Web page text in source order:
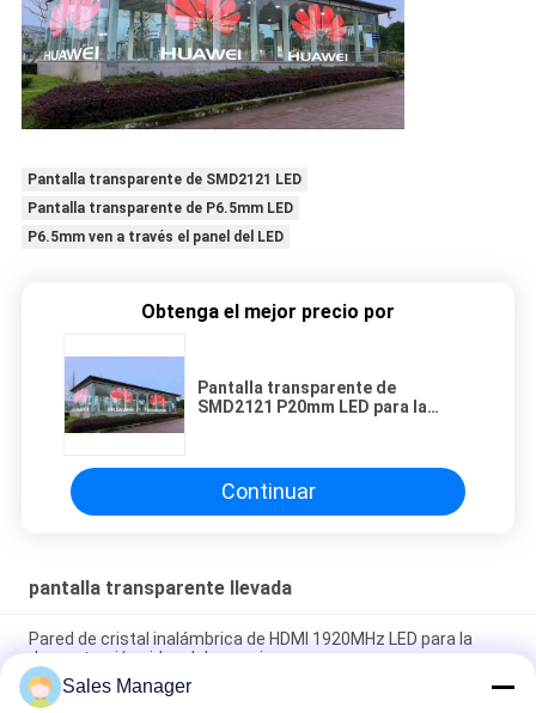
Pantalla transparente de SMD2121 LED
Pantalla transparente de P6.5mm LED
P6.5mm ven a través el panel del LED
Obtenga el mejor precio por
Pantalla transparente de
SMD2121 P20mm LED para la
Continuar
pantalla transparente llevada
Pared de cristal inalámbrica de HDMI 1920MHz LED para la
demostración video del anuncio
Grueso transparente de cristal de la cortina 72m m de P15
Sales Manager